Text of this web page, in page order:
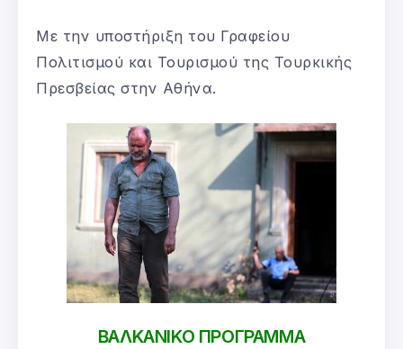
Με την υποστήριξη του Γραφείου
Πολιτισμού και Τουρισμού της Τουρκικής
Πρεσβείας στην Αθήνα.
ΒΑΛΚΑΝΙΚΟ ΠΡΟΓΡΑΜΜΑ